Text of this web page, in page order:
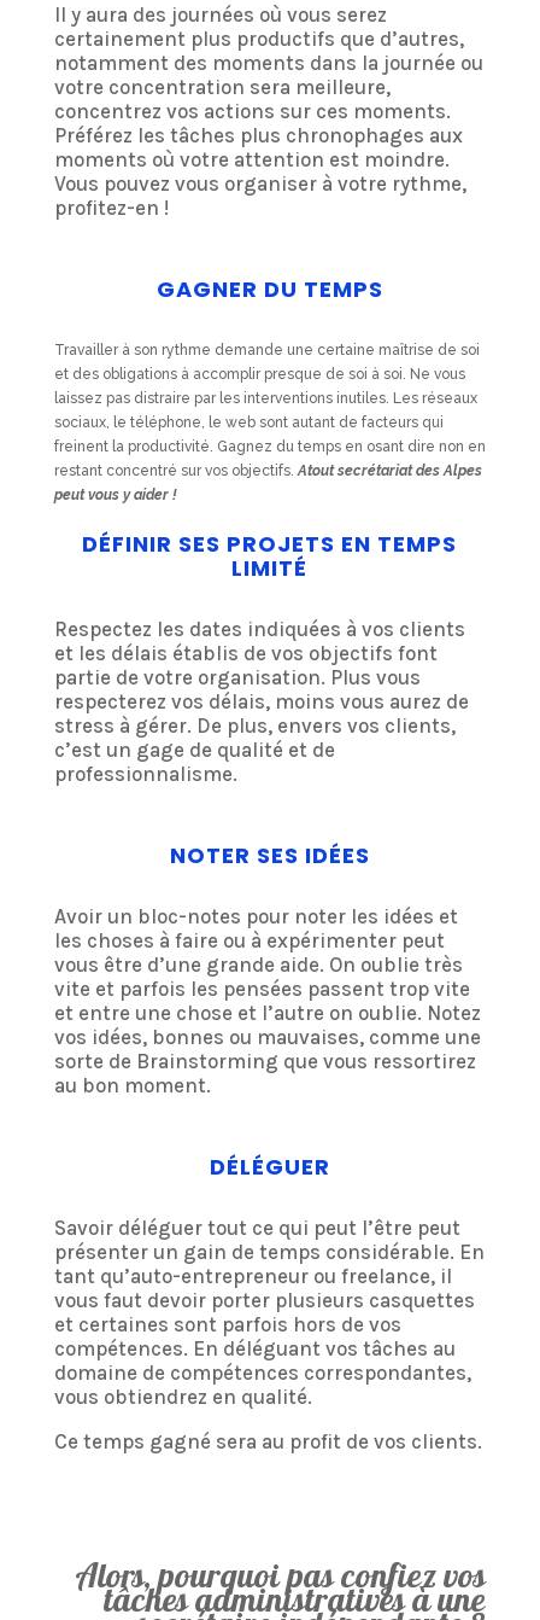
Il y aura des journées où vous serez
certainement plus productifs que d’autres,
notamment des moments dans la journée ou
votre concentration sera meilleure,
concentrez vos actions sur ces moments.
Préférez les tâches plus chronophages aux
moments où votre attention est moindre.
Vous pouvez vous organiser à votre rythme,
profitez-en !
GAGNER DU TEMPS
Travailler à son rythme demande une certaine maîtrise de soi
et des obligations à accomplir presque de soi à soi. Ne vous
laissez pas distraire par les interventions inutiles. Les réseaux
sociaux, le téléphone, le web sont autant de facteurs qui
freinent la productivité. Gagnez du temps en osant dire non en
restant concentré sur vos objectifs.Atout secrétariat des Alpes
peut vous y aider !
DÉFINIR SES PROJETS EN TEMPS
LIMITÉ
Respectez les dates indiquées à vos clients
et les délais établis de vos objectifs font
partie de votre organisation. Plus vous
respecterez vos délais, moins vous aurez de
stress à gérer. De plus, envers vos clients,
c’est un gage de qualité et de
professionnalisme.
NOTER SES IDÉES
Avoir un bloc-notes pour noter les idées et
les choses à faire ou à expérimenter peut
vous être d’une grande aide. On oublie très
vite et parfois les pensées passent trop vite
et entre une chose et l’autre on oublie. Notez
vos idées, bonnes ou mauvaises, comme une
sorte de Brainstorming que vous ressortirez
au bon moment.
DÉLÉGUER
Savoir déléguer tout ce qui peut l’être peut
présenter un gain de temps considérable. En
tant qu’auto-entrepreneur ou freelance, il
vous faut devoir porter plusieurs casquettes
et certaines sont parfois hors de vos
compétences. En déléguant vos tâches au
domaine de compétences correspondantes,
vous obtiendrez en qualité.
Ce temps gagné sera au profit de vos clients.
Alors, pourquoi pas confiez vos
tâches administratives à une